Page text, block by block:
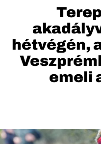
hétvégén,
emeli